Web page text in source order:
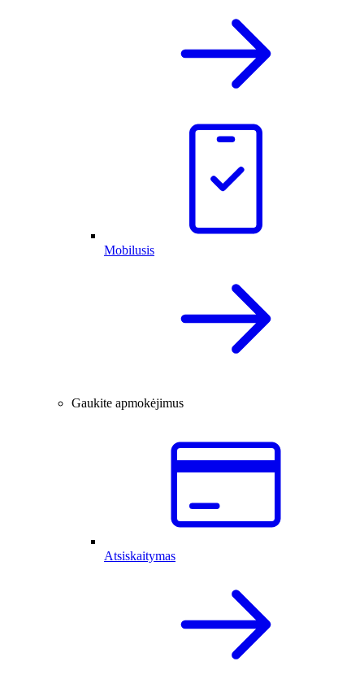
Mobilusis
Gaukite apmokėjimus
Atsiskaitymas